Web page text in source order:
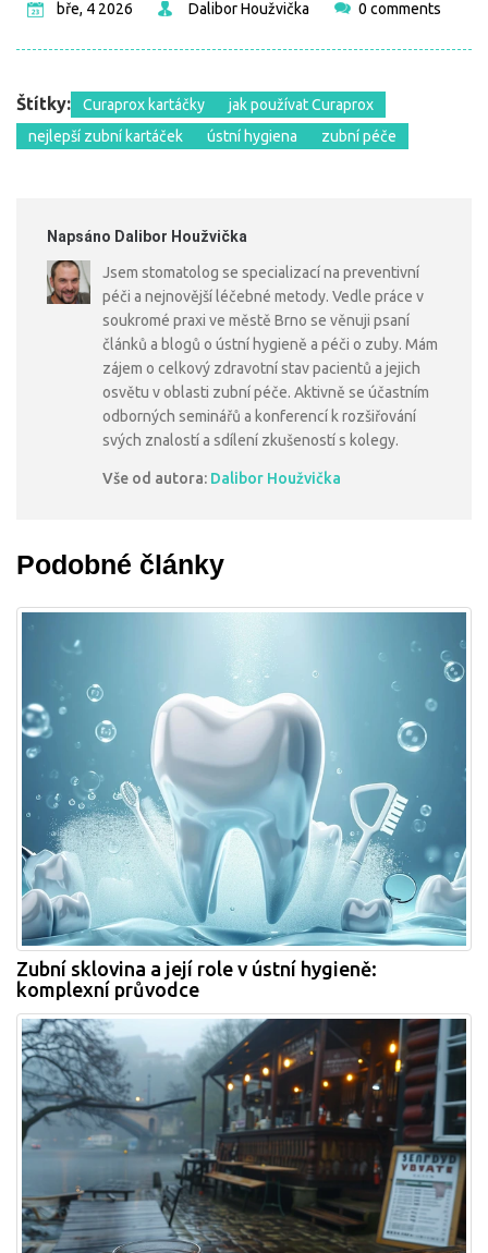
bře, 4 2026 Dalibor Houžvička 0 comments
Štítky: Curaprox kartáčky
jak používat Curaprox
nejlepší zubní kartáček
ústní hygiena zubní péče
Napsáno Dalibor Houžvička
Jsem stomatolog se specializací na preventivní
péči a nejnovější léčebné metody. Vedle práce v
soukromé praxi ve městě Brno se věnuji psaní
článků a blogů o ústní hygieně a péči o zuby. Mám
zájem o celkový zdravotní stav pacientů a jejich
osvětu v oblasti zubní péče. Aktivně se účastním
odborných seminářů a konferencí k rozšiřování
svých znalostí a sdílení zkušeností s kolegy.
Vše od autora: Dalibor Houžvička
Podobné články
Zubní sklovina a její role v ústní hygieně:
komplexní průvodce